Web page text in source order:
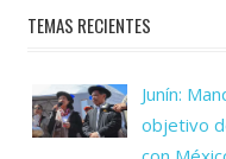
TEMAS RECIENTES
Junín:
objetivo